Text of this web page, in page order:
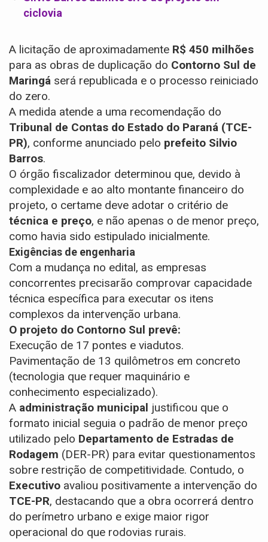
ciclovia
A licitação de aproximadamente R$ 450 milhões
para as obras de duplicação do Contorno Sul de
Maringá será republicada e o processo reiniciado
do zero.
A medida atende a uma recomendação do
Tribunal de Contas do Estado do Paraná (TCE-
PR), conforme anunciado pelo prefeito Silvio
Barros.
O órgão fiscalizador determinou que, devido à
complexidade e ao alto montante financeiro do
projeto, o certame deve adotar o critério de
técnica e preço, e não apenas o de menor preço,
como havia sido estipulado inicialmente.
Exigências de engenharia
Com a mudança no edital, as empresas
concorrentes precisarão comprovar capacidade
técnica específica para executar os itens
complexos da intervenção urbana.
O projeto do Contorno Sul prevê:
Execução de 17 pontes e viadutos.
Pavimentação de 13 quilômetros em concreto
(tecnologia que requer maquinário e
conhecimento especializado).
A administração municipal justificou que o
formato inicial seguia o padrão de menor preço
utilizado pelo Departamento de Estradas de
Rodagem (DER-PR) para evitar questionamentos
sobre restrição de competitividade. Contudo, o
Executivo avaliou positivamente a intervenção do
TCE-PR, destacando que a obra ocorrerá dentro
do perímetro urbano e exige maior rigor
operacional do que rodovias rurais.